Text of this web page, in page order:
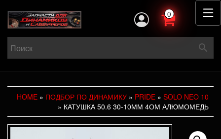
0
HOME » ПОДБОР ПО ДИНАМИКУ » PRIDE » SOLO NEO 10
» КАТУШКА 50.6 30-10ММ 4ОМ АЛЮМОМЕДЬ